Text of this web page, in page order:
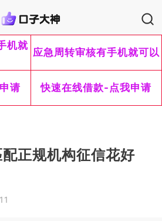
机就
应急周转审核有手机就可以
请 快速在线借款-点我申请
配正规机构征信花好